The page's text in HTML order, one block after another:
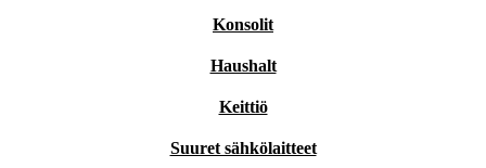
Konsolit
Haushalt
Keittiö
Suuret sähkölaitteet